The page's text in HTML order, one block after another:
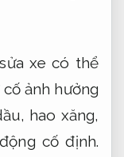
xe có thể
ảnh hưởng
hao xăng,
cố định.